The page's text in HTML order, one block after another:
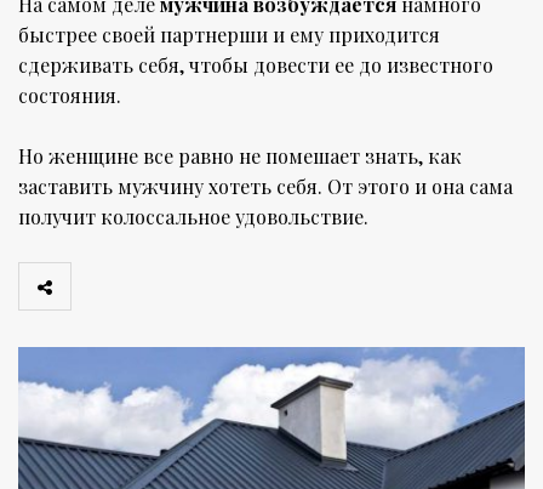
быстрее своей партнерши и ему приходится
сдерживать себя, чтобы довести ее до известного
состояния.
Но женщине все равно не помешает знать, как
заставить мужчину хотеть себя. От этого и она сама
получит колоссальное удовольствие.